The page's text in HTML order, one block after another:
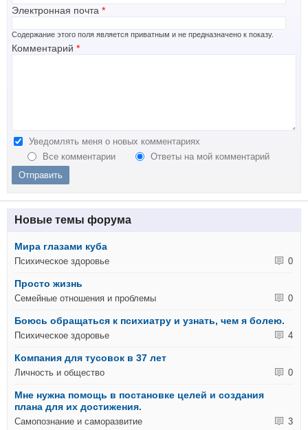
Электронная почта *
Содержание этого поля является приватным и не предназначено к показу.
Комментарий *
Уведомлять меня о новых комментариях
Все комментарии
Ответы на мой комментарий
Новые темы форума
Мира глазами куба
Психическое здоровье 0
Просто жизнь
Семейные отношения и проблемы 0
Боюсь обращаться к психиатру и узнать, чем я болею.
Психическое здоровье 4
Компания для тусовок в 37 лет
Личность и общество 0
Мне нужна помощь в постановке целей и создания
плана для их достижения.
Самопознание и саморазвитие 3